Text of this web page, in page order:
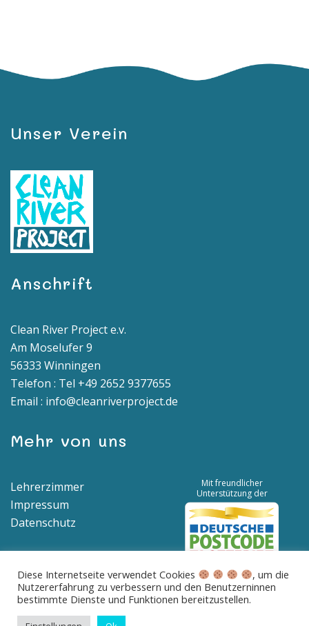
Unser Verein
Anschrift
Clean River Project e.v.
Am Moselufer 9
56333 Winningen
Telefon : Tel +49 2652 9377655
Email : info@cleanriverproject.de
Mehr von uns
Lehrerzimmer
Impressum
Datenschutz
Mit freundlicher
Unterstützung der
Spendenkonto | IBAN: DE04 5776 1591 8100 0538 00 | BIC:
Betreff: Spende für saubere Flüsse und Meere
Diese Internetseite verwendet Cookies
, um die
Nutzererfahrung zu verbessern und den Benutzerninnen
bestimmte Dienste und Funktionen bereitzustellen.